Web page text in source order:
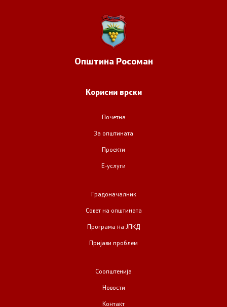
Општина Росоман
Корисни врски
Почетна
За општината
Проекти
Е-услуги
Градоначалник
Совет на општината
Програма на ЈПКД
Пријави проблем
Соопштенија
Новости
Контакт